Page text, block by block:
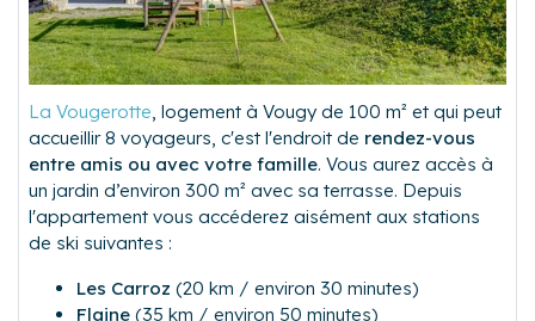
La Vougerotte, logement à Vougy de 100 m² et qui peut
accueillir 8 voyageurs, c'est l'endroit de rendez-vous
entre amis ou avec votre famille. Vous aurez accès à
un jardin d’environ 300 m² avec sa terrasse. Depuis
l'appartement vous accéderez aisément aux stations
de ski suivantes :
Les Carroz (20 km / environ 30 minutes)
Flaine (35 km / environ 50 minutes)